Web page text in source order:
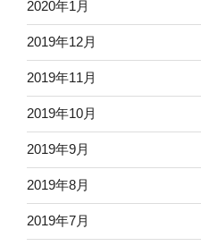
2020年1月
2019年12月
2019年11月
2019年10月
2019年9月
2019年8月
2019年7月